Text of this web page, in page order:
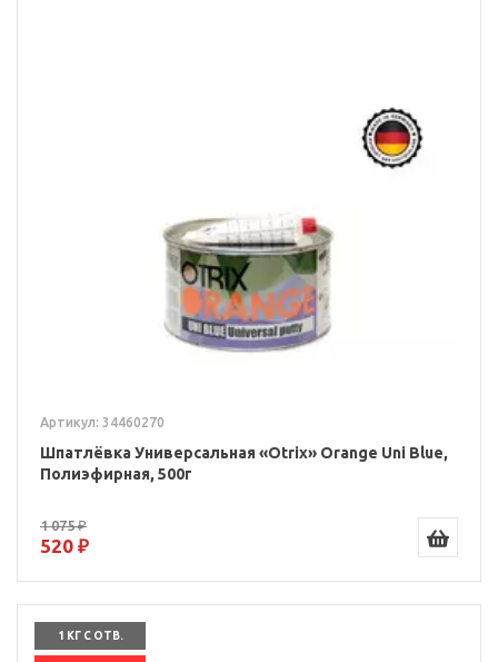
Артикул: 34460270
Шпатлёвка Универсальная «Otrix» Orange Uni Blue,
Полиэфирная, 500г
1 075 ₽
520 ₽
1 КГ С ОТВ.